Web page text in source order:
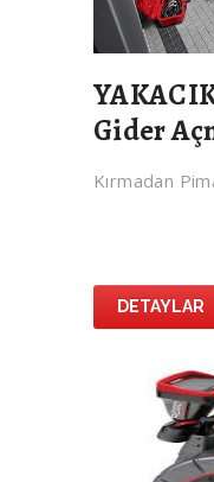
Gider
Kırmadan
DETAYLAR